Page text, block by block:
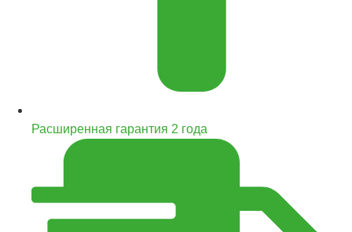
Расширенная гарантия 2 года